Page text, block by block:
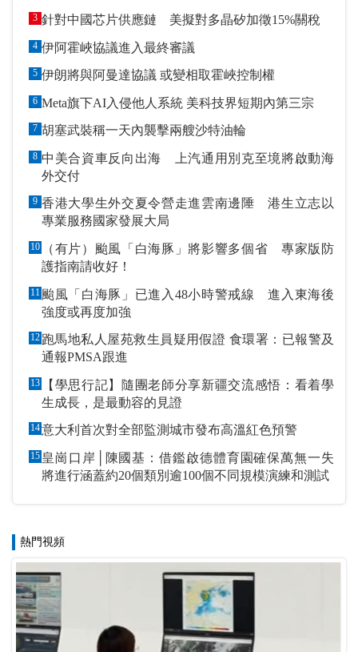
3 針對中國芯片供應鏈 美擬對多晶矽加徵15%關稅
4 伊阿霍峽協議進入最終審議
5 伊朗將與阿曼達協議 或變相取霍峽控制權
6 Meta旗下AI入侵他人系統 美科技界短期內第三宗
7 胡塞武裝稱一天內襲擊兩艘沙特油輪
8 中美合資車反向出海 上汽通用別克至境將啟動海
外交付
9 香港大學生外交夏令營走進雲南邊陲 港生立志以
專業服務國家發展大局
10
（有片）颱風「白海豚」將影響多個省 專家版防
護指南請收好！
11 颱風「白海豚」已進入48小時警戒線 進入東海後
強度或再度加強
12 跑馬地私人屋苑救生員疑用假證 食環署：已報警及
通報PMSA跟進
13
【學思行記】隨團老師分享新疆交流感悟：看着學
生成長，是最動容的見證
14意大利首次對全部監測城市發布高溫紅色預警
15 皇崗口岸│陳國基：借鑑啟德體育園確保萬無一失
將進行涵蓋約20個類別逾100個不同規模演練和測試
熱門視頻